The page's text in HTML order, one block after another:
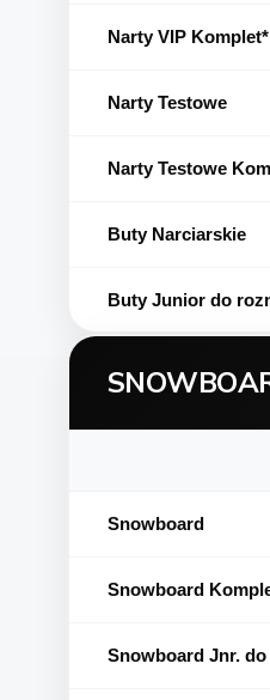
Narty VIP Komplet*
Narty Testowe
Narty Testowe
Buty Narciarskie
Buty Junior do
Snowboard
Snowboard
Snowboard Jnr. do